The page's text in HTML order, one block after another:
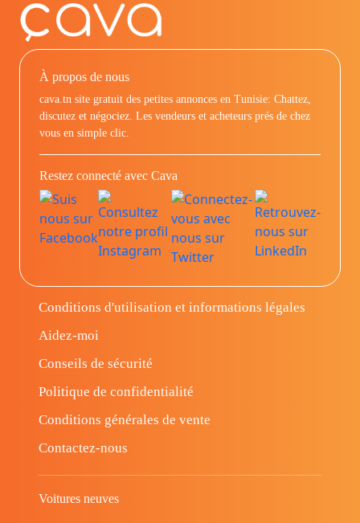
À propos de nous
cava.tn site gratuit des petites annonces en Tunisie: Chattez,
discutez et négociez. Les vendeurs et acheteurs prés de chez
vous en simple clic.
Restez connecté avec Cava
Conditions d'utilisation et informations légales
Aidez-moi
Conseils de sécurité
Politique de confidentialité
Conditions générales de vente
Contactez-nous
Voitures neuves